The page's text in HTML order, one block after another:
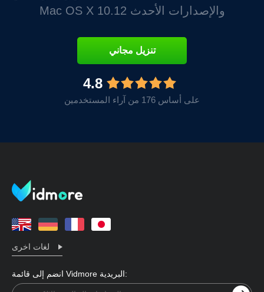
Mac OS X 10.12 والإصدارات الأحدث
تنزيل مجاني
4.8
على أساس 176 من آراء المستخدمين
لغات اخرى
انضم إلى قائمة Vidmore البريدية: